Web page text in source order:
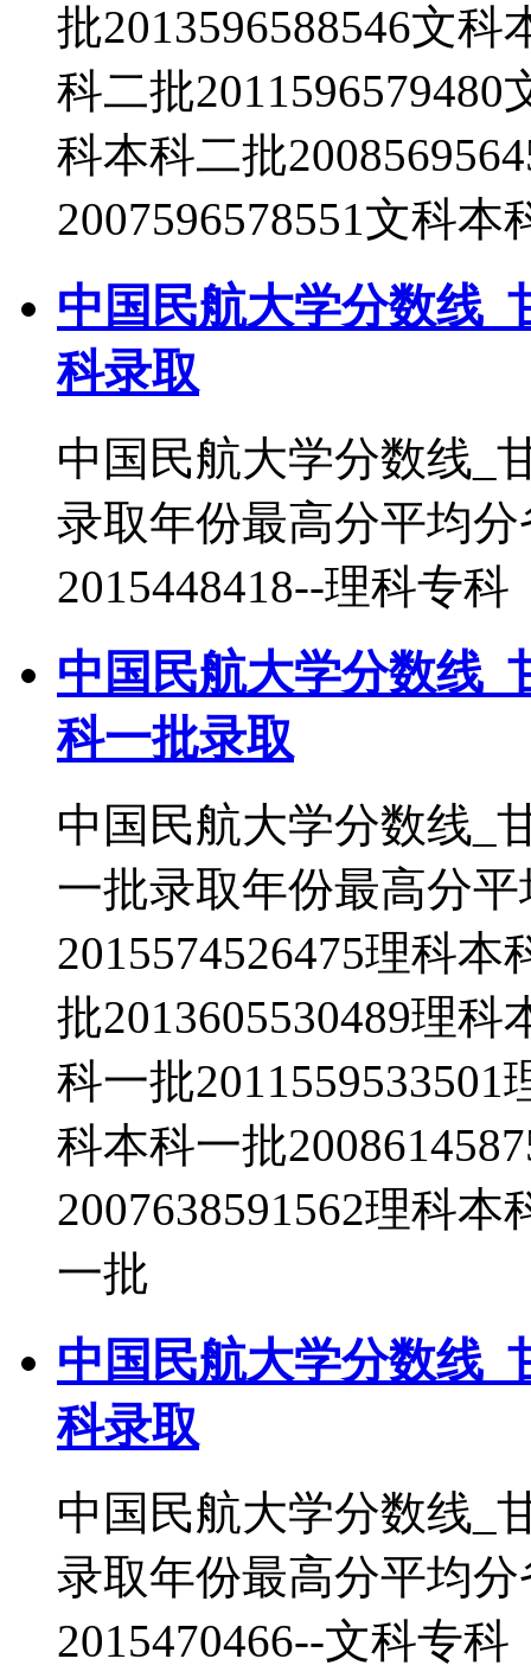
批2013596588546文科
科二批2011596579480
科本科二批
2007596578551文科本
中国民航大学分数线_
科录取
中国民航大学分数线_
录取年份最高分平均
2015448418--理科专科
中国民航大学分数线_
科一批录取
中国民航大学分数线_
一批录取年份最高分
2015574526475理科
批2013605530489理科
科一批2011559533501
科本科一批
2007638591562理科本
一批
中国民航大学分数线_
科录取
中国民航大学分数线_
录取年份最高分平均
2015470466--文科专科